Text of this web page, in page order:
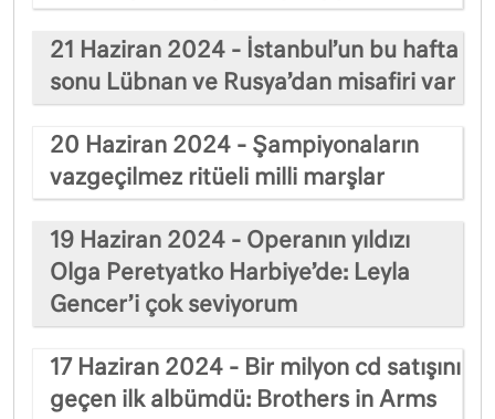
21 Haziran 2024 - İstanbul’un bu hafta
sonu Lübnan ve Rusya’dan misafiri var
20 Haziran 2024 - Şampiyonaların
vazgeçilmez ritüeli milli marşlar
19 Haziran 2024 - Operanın yıldızı
Olga Peretyatko Harbiye’de: Leyla
Gencer’i çok seviyorum
17 Haziran 2024 - Bir milyon cd satışını
geçen ilk albümdü: Brothers in Arms